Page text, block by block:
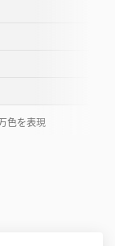
色を表現